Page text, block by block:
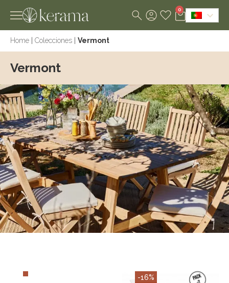
0
Home Colecciones Vermont
Vermont
-16%